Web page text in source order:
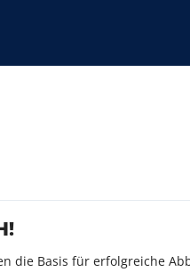
die Basis für erfolgreiche